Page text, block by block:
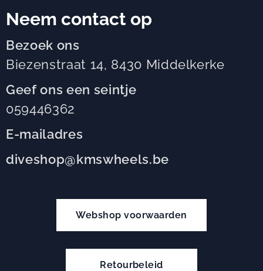
Neem contact op
Bezoek ons
Biezenstraat 14, 8430 Middelkerke
Geef ons een seintje
059446362
E-mailadres
diveshop@kmswheels.be
Webshop voorwaarden
Retourbeleid